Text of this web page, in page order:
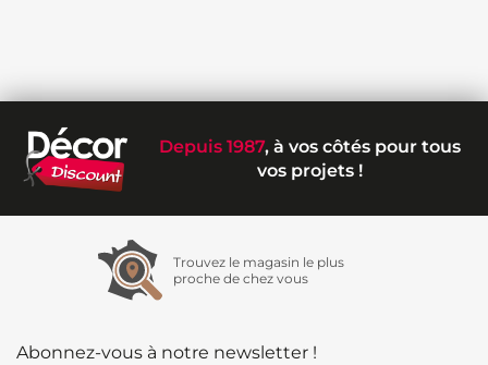
Depuis 1987, à vos côtés pour tous
vos projets !
Trouvez le magasin le plus
proche de chez vous
Abonnez-vous à notre newsletter !